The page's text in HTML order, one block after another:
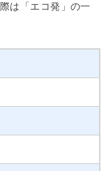
は「エコ発」の一